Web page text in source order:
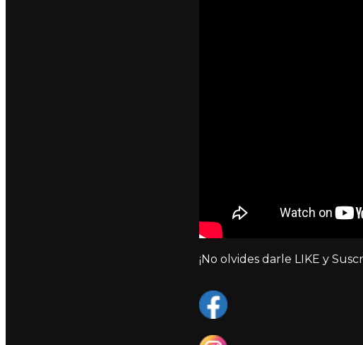
¡No olvides darle LIKE y